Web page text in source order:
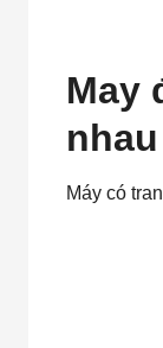
May
nhau
Máy có